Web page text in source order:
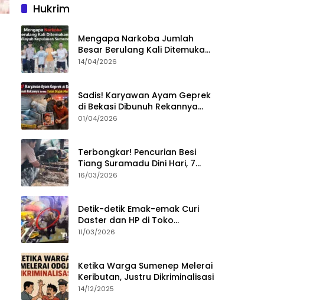
Hukrim
Mengapa Narkoba Jumlah
Besar Berulang Kali Ditemukan
di Wilayah Kepulauan
14/04/2026
Sadis! Karyawan Ayam Geprek
di Bekasi Dibunuh Rekannya
karena Tolak Diajak Merampok
01/04/2026
Terbongkar! Pencurian Besi
Tiang Suramadu Dini Hari, 7
ABK Ditangkap Polisi
16/03/2026
Detik-detik Emak-emak Curi
Daster dan HP di Toko
Sumenep, Aksi Terekam CCTV
11/03/2026
Ketika Warga Sumenep Melerai
Keributan, Justru Dikriminalisasi
14/12/2025